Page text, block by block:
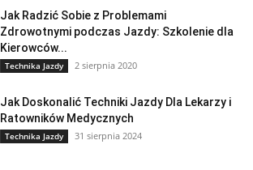
Jak Radzić Sobie z Problemami
Zdrowotnymi podczas Jazdy: Szkolenie dla
Kierowców...
Technika Jazdy 2 sierpnia 2020
Jak Doskonalić Techniki Jazdy Dla Lekarzy i
Ratowników Medycznych
Technika Jazdy 31 sierpnia 2024